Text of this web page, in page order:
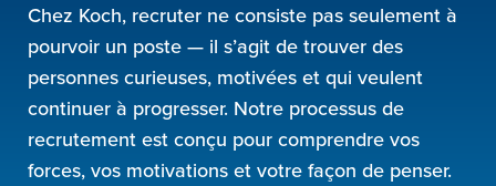
Chez Koch, recruter ne consiste pas seulement à
pourvoir un poste — il s’agit de trouver des
personnes curieuses, motivées et qui veulent
continuer à progresser. Notre processus de
recrutement est conçu pour comprendre vos
forces, vos motivations et votre façon de penser.